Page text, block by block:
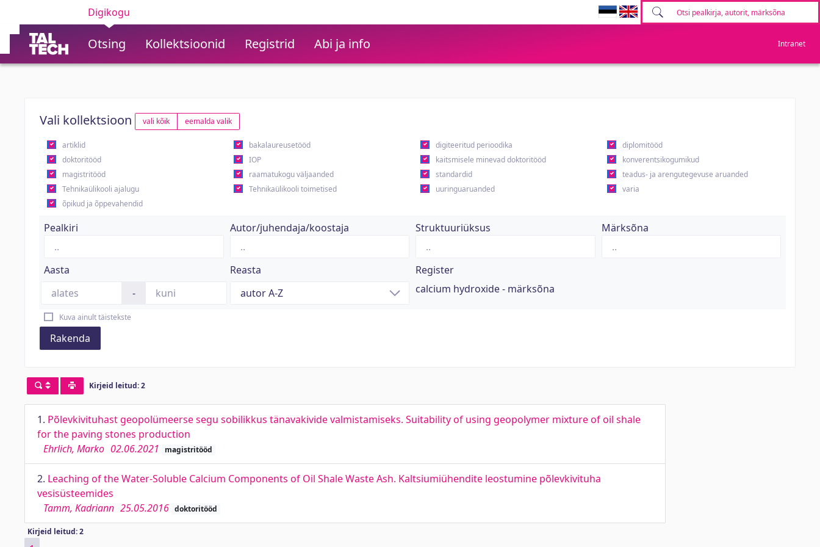
Digikogu
Otsing Kollektsioonid Registrid Abi ja info Intranet
Vali kollektsioon vali kõik eemalda valik
artiklid bakalaureusetööd digiteeritud perioodika
diplomitööd
doktoritööd
IOP kaitsmisele minevad doktoritööd
konverentsikogumikud
magistritööd
raamatukogu väljaanded standardid
teadus- ja arengutegevuse aruanded
Tehnikaülikooli ajalugu
Tehnikaülikooli toimetised uuringuaruanded
varia
õpikud ja õppevahendid
Pealkiri Autor/juhendaja/koostaja Struktuuriüksus Märksõna
Aasta
-
Reasta
Register
calcium hydroxide - märksõna
Kuva ainult täistekste
Rakenda
Kirjeid leitud: 2
1. Põlevkivituhast geopolümeerse segu sobilikkus tänavakivide valmistamiseks. Suitability of using geopolymer mixture of oil shale
for the paving stones production
Ehrlich, Marko 02.06.2021 magistritööd
2. Leaching of the Water-Soluble Calcium Components of Oil Shale Waste Ash. Kaltsiumiühendite leostumine põlevkivituha
vesisüsteemides
Tamm, Kadriann 25.05.2016 doktoritööd
Kirjeid leitud: 2